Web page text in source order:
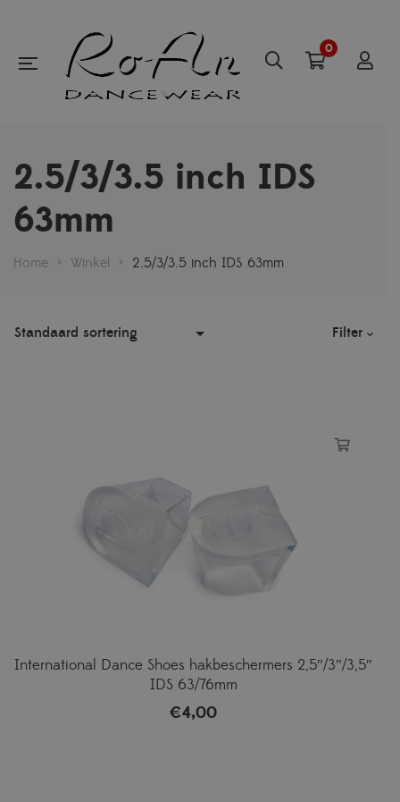
0
2.5/3/3.5 inch IDS
63mm
Home > Winkel > 2.5/3/3.5 inch IDS 63mm
Filter
International Dance Shoes hakbeschermers 2,5″/3″/3,5″
IDS 63/76mm
€4,00